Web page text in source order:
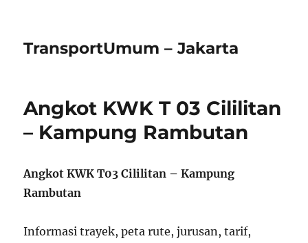
TransportUmum – Jakarta
Angkot KWK T 03 Cililitan
– Kampung Rambutan
Angkot KWK T03 Cililitan – Kampung
Rambutan
Informasi trayek, peta rute, jurusan, tarif,